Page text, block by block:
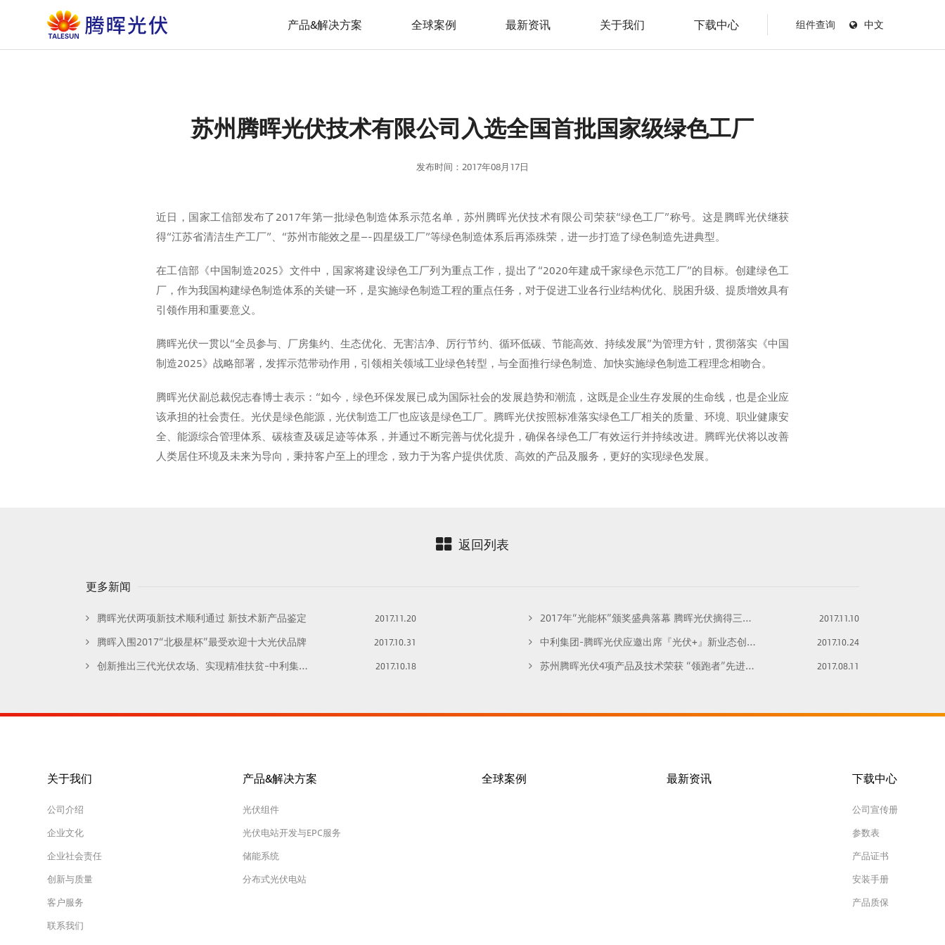
产品&解决方案 全球案例 最新资讯 关于我们 下载中心 组件查询 中文
苏州腾晖光伏技术有限公司入选全国首批国家级绿色工厂
发布时间：2017年08月17日
近日，国家工信部发布了2017年第一批绿色制造体系示范名单，苏州腾晖光伏技术有限公司荣获“绿色工厂”称号。这是腾晖光伏继获
得“江苏省清洁生产工厂”、“苏州市能效之星—-四星级工厂”等绿色制造体系后再添殊荣，进一步打造了绿色制造先进典型。
在工信部《中国制造2025》文件中，国家将建设绿色工厂列为重点工作，提出了“2020年建成千家绿色示范工厂”的目标。创建绿色工
厂，作为我国构建绿色制造体系的关键一环，是实施绿色制造工程的重点任务，对于促进工业各行业结构优化、脱困升级、提质增效具有
引领作用和重要意义。
腾晖光伏一贯以“全员参与、厂房集约、生态优化、无害洁净、厉行节约、循环低碳、节能高效、持续发展”为管理方针，贯彻落实《中国
制造2025》战略部署，发挥示范带动作用，引领相关领域工业绿色转型，与全面推行绿色制造、加快实施绿色制造工程理念相吻合。
腾晖光伏副总裁倪志春博士表示：“如今，绿色环保发展已成为国际社会的发展趋势和潮流，这既是企业生存发展的生命线，也是企业应
该承担的社会责任。光伏是绿色能源，光伏制造工厂也应该是绿色工厂。腾晖光伏按照标准落实绿色工厂相关的质量、环境、职业健康安
全、能源综合管理体系、碳核查及碳足迹等体系，并通过不断完善与优化提升，确保各绿色工厂有效运行并持续改进。腾晖光伏将以改善
人类居住环境及未来为导向，秉持客户至上的理念，致力于为客户提供优质、高效的产品及服务，更好的实现绿色发展。
返回列表
更多新闻
腾晖光伏两项新技术顺利通过 新技术新产品鉴定 2017.11.20 2017年“光能杯”颁奖盛典落幕 腾晖光伏摘得三项大奖 2017.11.10
腾晖入围2017“北极星杯”最受欢迎十大光伏品牌 2017.10.31 中利集团-腾晖光伏应邀出席『光伏+』新业态创新发展大会 2017.10.24
创新推出三代光伏农场、实现精准扶贫–中利集团出席2017扶贫日县域发展与脱贫攻坚论坛 2017.10.18 苏州腾晖光伏4项产品及技术荣获 “领跑者”先进技术产品认证 2017.08.11
关于我们
公司介绍
企业文化
企业社会责任
创新与质量
客户服务
联系我们
产品&解决方案
光伏组件
光伏电站开发与EPC服务
储能系统
分布式光伏电站
全球案例 最新资讯 下载中心
公司宣传册
参数表
产品证书
安装手册
产品质保